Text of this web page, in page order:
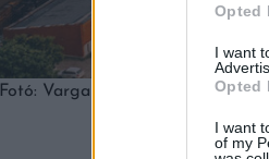
Opted
I want
Opted
I want
of my
Fotó: Varga Pincészet